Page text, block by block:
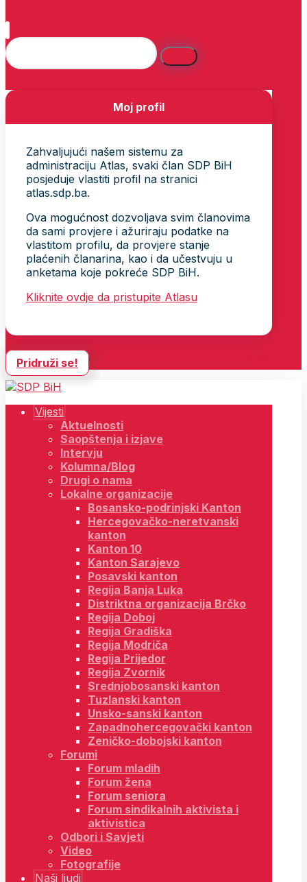
Moj profil
Zahvaljujući našem sistemu za
administraciju Atlas, svaki član SDP BiH
posjeduje vlastiti profil na stranici
atlas.sdp.ba.
Ova mogućnost dozvoljava svim članovima
da sami provjere i ažuriraju podatke na
vlastitom profilu, da provjere stanje
plaćenih članarina, kao i da učestvuju u
anketama koje pokreće SDP BiH.
Kliknite ovdje da pristupite Atlasu
Pridruži se!
Vijesti
Aktuelnosti
Saopštenja i izjave
Intervju
Kolumna/Blog
Drugi o nama
Lokalne organizacije
Bosansko-podrinjski Kanton
Hercegovačko-neretvanski
kanton
Kanton 10
Kanton Sarajevo
Posavski kanton
Regija Banja Luka
Distriktna organizacija Brčko
Regija Doboj
Regija Gradiška
Regija Modriča
Regija Prijedor
Regija Zvornik
Srednjobosanski kanton
Tuzlanski kanton
Unsko-sanski kanton
Zapadnohercegovački kanton
Zeničko-dobojski kanton
Forumi
Forum mladih
Forum žena
Forum seniora
Forum sindikalnih aktivista i
aktivistica
Odbori i Savjeti
Video
Fotografije
Naši ljudi